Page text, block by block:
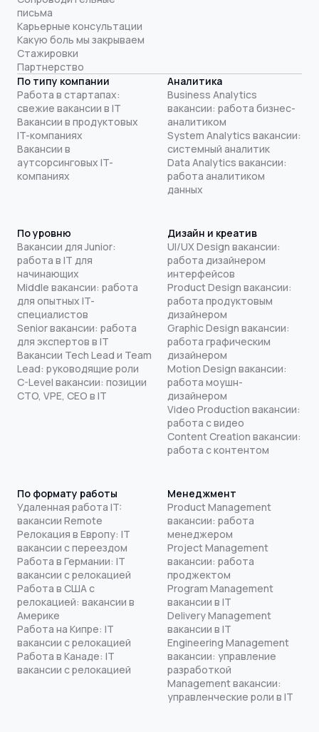
письма
Карьерные консультации
Какую боль мы закрываем
Стажировки
Партнерство
По типу компании
Работа в стартапах:
свежие вакансии в IT
Вакансии в продуктовых
IT-компаниях
Вакансии в
аутсорсинговых IT-
компаниях
Аналитика
Business Analytics
вакансии: работа бизнес-
аналитиком
System Analytics вакансии:
системный аналитик
Data Analytics вакансии:
работа аналитиком
данных
По уровню
Вакансии для Junior:
работа в IT для
начинающих
Middle вакансии: работа
для опытных IT-
специалистов
Senior вакансии: работа
для экспертов в IT
Вакансии Tech Lead и Team
Lead: руководящие роли
C-Level вакансии: позиции
CTO, VPE, CEO в IT
Дизайн и креатив
UI/UX Design вакансии:
работа дизайнером
интерфейсов
Product Design вакансии:
работа продуктовым
дизайнером
Graphic Design вакансии:
работа графическим
дизайнером
Motion Design вакансии:
работа моушн-
дизайнером
Video Production вакансии:
работа с видео
Content Creation вакансии:
работа с контентом
По формату работы
Удаленная работа IT:
вакансии Remote
Релокация в Европу: IT
вакансии с переездом
Работа в Германии: IT
вакансии с релокацией
Работа в США с
релокацией: вакансии в
Америке
Работа на Кипре: IT
вакансии с релокацией
Работа в Канаде: IT
вакансии с релокацией
Менеджмент
Product Management
вакансии: работа
менеджером
Project Management
вакансии: работа
проджектом
Program Management
вакансии в IT
Delivery Management
вакансии в IT
Engineering Management
вакансии: управление
разработкой
Management вакансии:
управленческие роли в IT